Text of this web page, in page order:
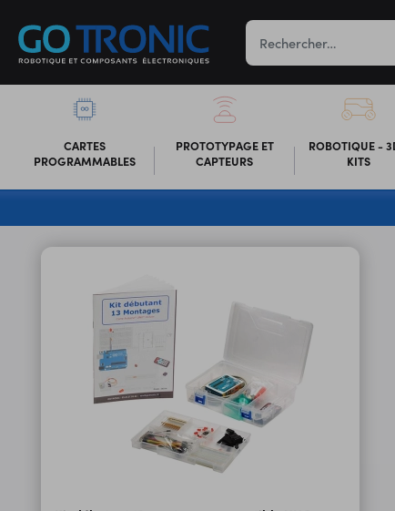
CARTES
PROGRAMMABLES
PROTOTYPAGE ET
CAPTEURS
ROBOTIQUE -
KITS